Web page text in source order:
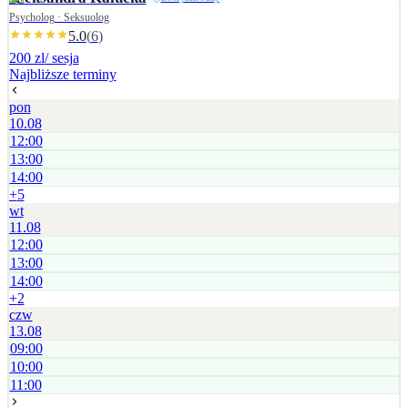
Psycholog · Seksuolog
5.0(6)
200 zl/ sesja
Najbliższe terminy
pon
10.08
12:00
13:00
14:00
+5
wt
11.08
12:00
13:00
14:00
+2
czw
13.08
09:00
10:00
11:00